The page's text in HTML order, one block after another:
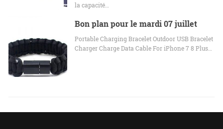
la capacité…
Bon plan pour le mardi 07 juillet
Portable Charging Bracelet Outdoor USB Bracelet
Charger Charge Data Cable For iPhone 7 8 Plus…